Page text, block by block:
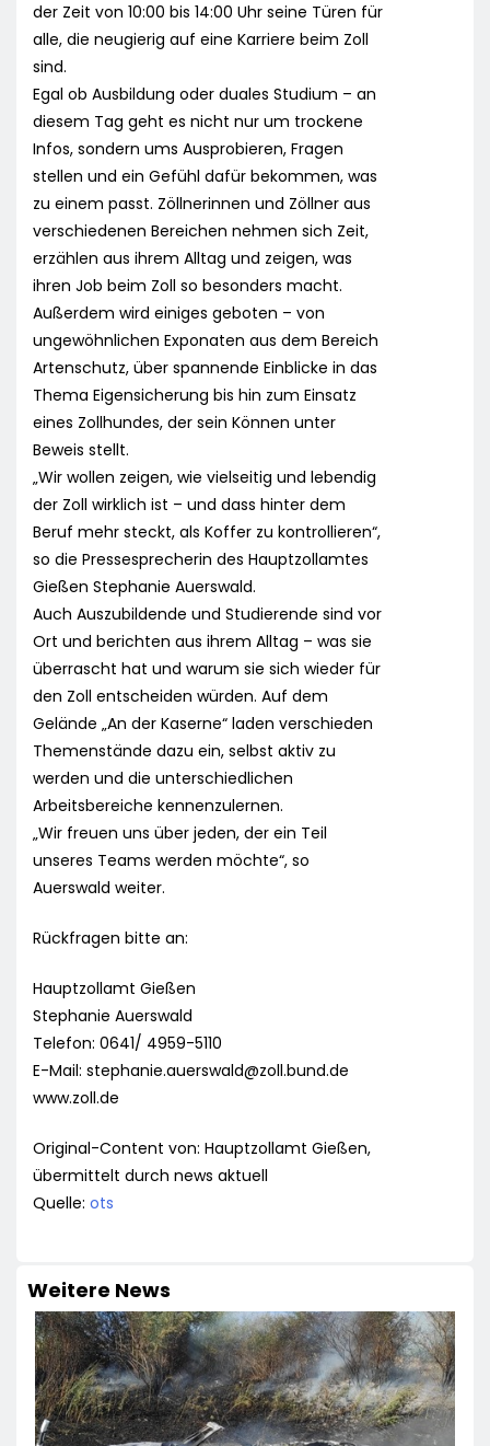
der Zeit von 10:00 bis 14:00 Uhr seine Türen für
alle, die neugierig auf eine Karriere beim Zoll
sind.
Egal ob Ausbildung oder duales Studium – an
diesem Tag geht es nicht nur um trockene
Infos, sondern ums Ausprobieren, Fragen
stellen und ein Gefühl dafür bekommen, was
zu einem passt. Zöllnerinnen und Zöllner aus
verschiedenen Bereichen nehmen sich Zeit,
erzählen aus ihrem Alltag und zeigen, was
ihren Job beim Zoll so besonders macht.
Außerdem wird einiges geboten – von
ungewöhnlichen Exponaten aus dem Bereich
Artenschutz, über spannende Einblicke in das
Thema Eigensicherung bis hin zum Einsatz
eines Zollhundes, der sein Können unter
Beweis stellt.
„Wir wollen zeigen, wie vielseitig und lebendig
der Zoll wirklich ist – und dass hinter dem
Beruf mehr steckt, als Koffer zu kontrollieren“,
so die Pressesprecherin des Hauptzollamtes
Gießen Stephanie Auerswald.
Auch Auszubildende und Studierende sind vor
Ort und berichten aus ihrem Alltag – was sie
überrascht hat und warum sie sich wieder für
den Zoll entscheiden würden. Auf dem
Gelände „An der Kaserne“ laden verschieden
Themenstände dazu ein, selbst aktiv zu
werden und die unterschiedlichen
Arbeitsbereiche kennenzulernen.
„Wir freuen uns über jeden, der ein Teil
unseres Teams werden möchte“, so
Auerswald weiter.
Rückfragen bitte an:
Hauptzollamt Gießen
Stephanie Auerswald
Telefon: 0641/ 4959-5110
E-Mail: stephanie.auerswald@zoll.bund.de
www.zoll.de
Original-Content von: Hauptzollamt Gießen,
übermittelt durch news aktuell
Quelle: ots
Weitere News